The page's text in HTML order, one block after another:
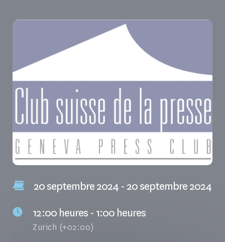
20 septembre 2024 - 20 septembre 2024
12:00 heures - 1:00 heures
Zurich (+02:00)